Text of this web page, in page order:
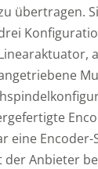
übertragen.
eine
Anbieter